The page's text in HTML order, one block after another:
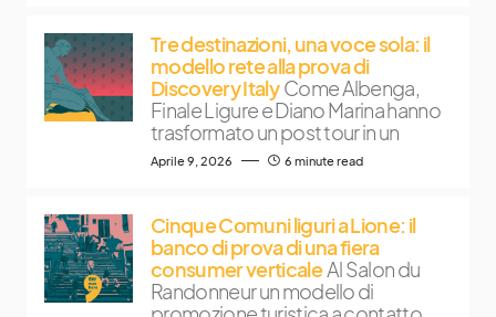
Tre destinazioni, una voce sola: il
modello rete alla prova di
Discovery Italy Come Albenga,
Finale Ligure e Diano Marina hanno
trasformato un post tour in un
Aprile 9, 2026 6 minute read
Cinque Comuni liguri a Lione: il
banco di prova di una fiera
consumer verticale Al Salon du
Randonneur un modello di